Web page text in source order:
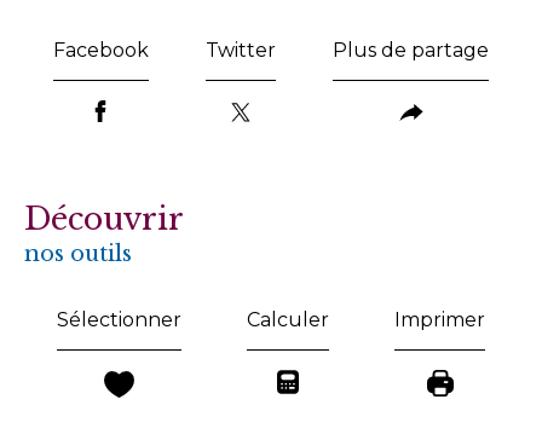
Facebook Twitter Plus de partage
découvrir
nos outils
Sélectionner Calculer Imprimer